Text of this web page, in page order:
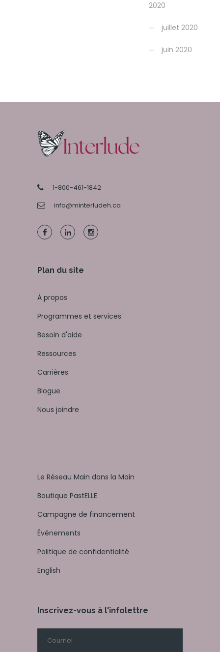
2020
juillet 2020
juin 2020
1-800-461-1842
info@minterludeh.ca
Plan du site
À propos
Programmes et services
Besoin d'aide
Ressources
Carrières
Blogue
Nous joindre
Le Réseau Main dans la Main
Boutique PastELLE
Campagne de financement
Événements
Politique de confidentialité
English
Inscrivez-vous à l'infolettre